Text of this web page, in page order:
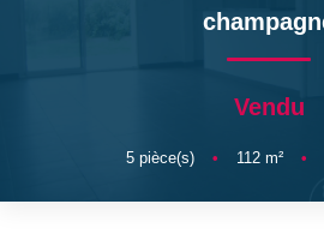
NOTREVendu
5pièce(s) • 112m² •